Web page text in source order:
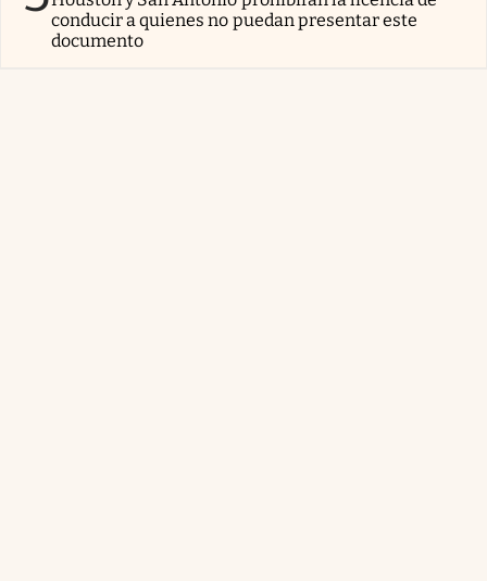
conducir a quienes no puedan presentar este
documento